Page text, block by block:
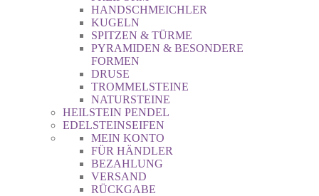
HANDSCHMEICHLER
KUGELN
SPITZEN & TÜRME
PYRAMIDEN & BESONDERE
FORMEN
DRUSE
TROMMELSTEINE
NATURSTEINE
HEILSTEIN PENDEL
EDELSTEINSEIFEN
MEIN KONTO
FÜR HÄNDLER
BEZAHLUNG
VERSAND
RÜCKGABE